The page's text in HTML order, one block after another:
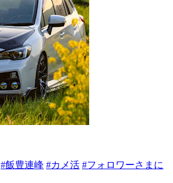
#飯豊連峰 #カメ活 #フォロワーさまに